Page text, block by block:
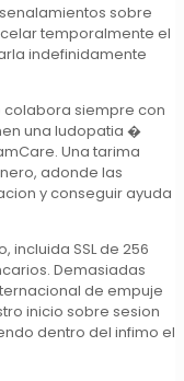
sobre
temporalmente el
indefinidamente
colabora siempre con
una ludopatia �
Una tarima
adonde las
y conseguir ayuda
incluida SSL de 256
Demasiadas
de empuje
inicio sobre sesion
dentro del infimo el